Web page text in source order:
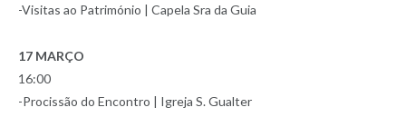
-Visitas ao Património | Capela Sra da Guia
17 MARÇO
16:00
-Procissão do Encontro | Igreja S. Gualter